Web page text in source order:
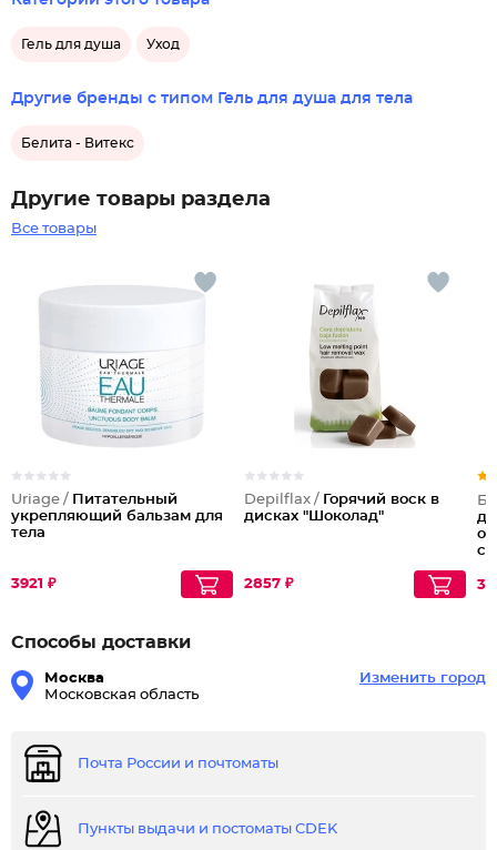
Гель для душа Уход
Другие бренды с типом Гель для душа для тела
Белита - Витекс
Другие товары раздела
Все товары
Uriage / Питательный
укрепляющий бальзам для
тела
3921 ₽
Depilflax / Горячий воск в
дисках "Шоколад"
2857 ₽
Способы доставки
Москва
Московская область
Изменить город
Почта России и почтоматы
Пункты выдачи и постоматы CDEK